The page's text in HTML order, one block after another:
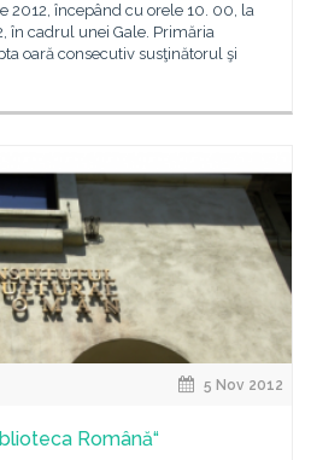
2012, începând cu orele 10. 00, la
în cadrul unei Gale. Primăria
oară consecutiv susţinătorul şi
5 Nov 2012
Română“